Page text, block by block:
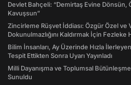
Devlet Bahçeli: “Demirtaş Evine Dönsün,
Kavuşsun”
Zincirleme Rüşvet İddiası: Özgür Özel ve
Dokunulmazlığını Kaldırmak İçin Fezleke
Bilim İnsanları, Ay Üzerinde Hızla
Tespit Ettikten Sonra Uyarı Yayınladı
Milli Dayanışma ve Toplumsal
Sunuldu